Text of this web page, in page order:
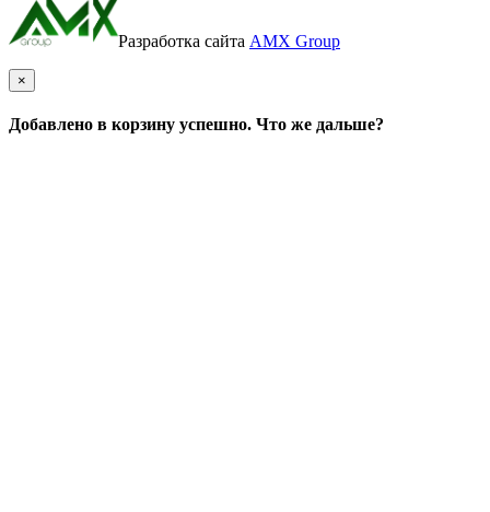
Разработка сайта AMX Group
×
Добавлено в корзину успешно. Что же дальше?